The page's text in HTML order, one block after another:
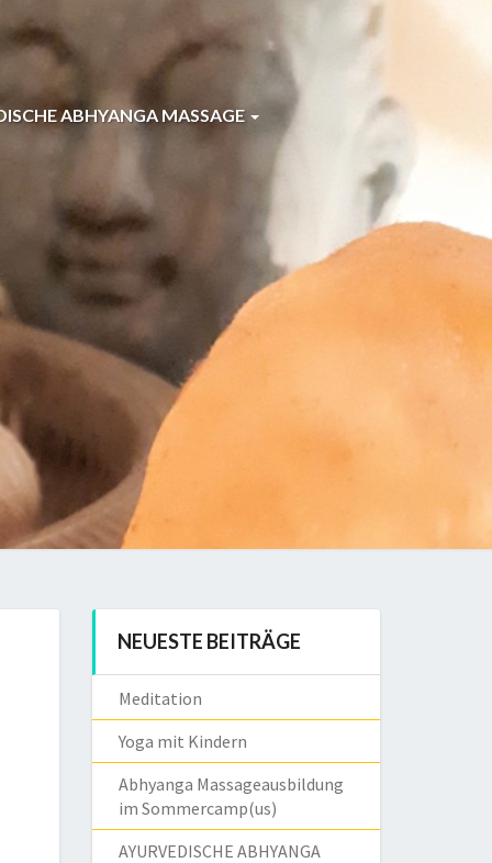
ABHYANGA MASSAGE
NEUESTE BEITRÄGE
Meditation
Yoga mit Kindern
Abhyanga Massageausbildung
im Sommercamp(us)
AYURVEDISCHE ABHYANGA